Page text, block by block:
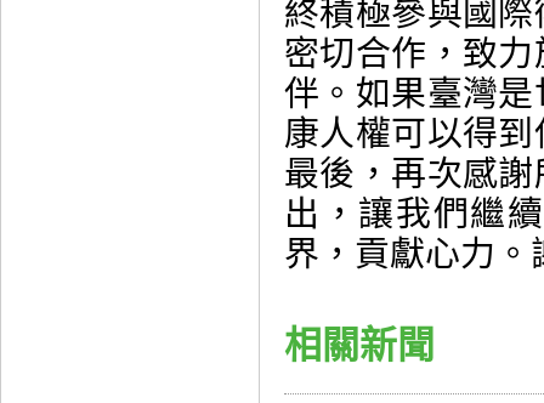
終積極參與國
密切合作，致
伴。如果臺灣
康人權可以得
最後，再次感
出，讓我們繼
界，貢獻心力
相關新聞